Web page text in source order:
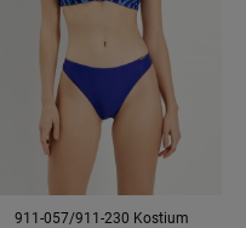
911-057/911-230 Kostium